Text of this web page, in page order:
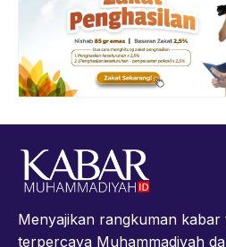
Menyajikan rangkuman kabar
terpercaya Muhammadiyah